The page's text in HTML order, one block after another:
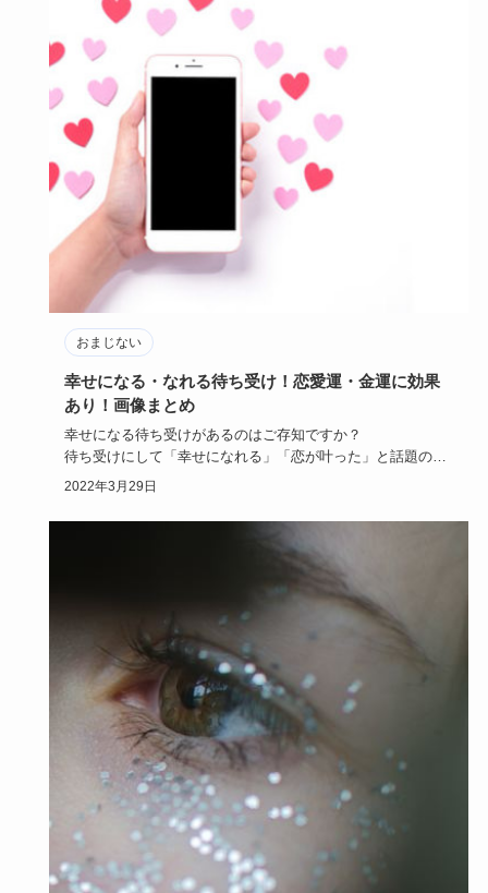
おまじない
幸せになる・なれる待ち受け！恋愛運・金運に効果
あり！画像まとめ
幸せになる待ち受けがあるのはご存知ですか？
待ち受けにして「幸せになれる」「恋が叶った」と話題の
「幸運を呼ぶ効果がある」…
2022年3月29日